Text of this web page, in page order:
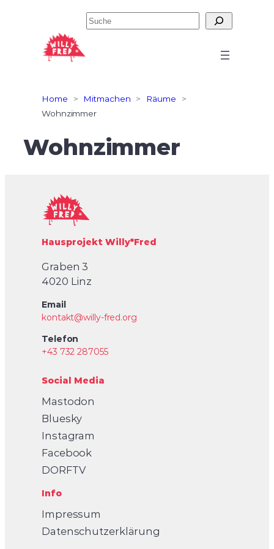
springen
Suchen
Home > Mitmachen > Räume
>
Wohnzimmer
Wohnzimmer
Hausprojekt Willy*Fred
Graben 3
4020 Linz
Email
kontakt@willy-fred.org
Telefon
+43 732 287055
Social Media
Mastodon
Bluesky
Instagram
Facebook
DORFTV
Info
Impressum
Datenschutzerklärung